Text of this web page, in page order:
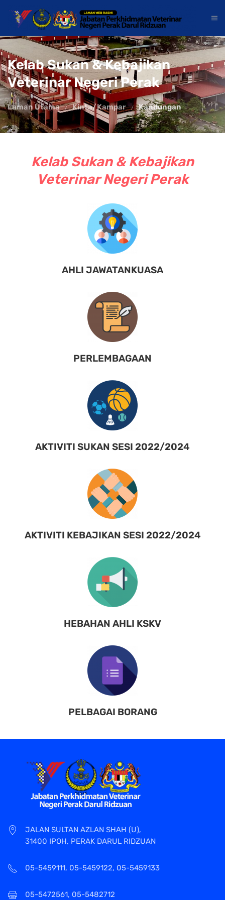
Kelab Sukan & Kebajikan
Veterinar Negeri Perak
Laman Utama Kinta/Kampar Kandungan
Kelab Sukan & Kebajikan
Veterinar Negeri Perak
AHLI JAWATANKUASA
PERLEMBAGAAN
AKTIVITI SUKAN SESI 2022/2024
AKTIVITI KEBAJIKAN SESI 2022/2024
HEBAHAN AHLI KSKV
PELBAGAI BORANG
JALAN SULTAN AZLAN SHAH (U),
31400 IPOH, PERAK DARUL RIDZUAN
05-5459111, 05-5459122, 05-5459133
05-5472561, 05-5482712